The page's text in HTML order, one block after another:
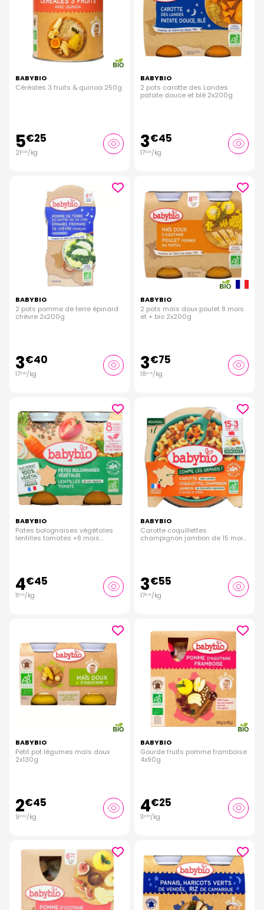
BABYBIO
Céréales 3 fruits & quinoa 250g
5€25
21€00/kg
BABYBIO
2 pots carotte des Landes
patate douce et blé 2x200g
3€45
17€25/kg
BABYBIO
2 pots pomme de terre épinard
chèvre 2x200g
3€40
17€00/kg
BABYBIO
2 pots maïs doux poulet 8 mois
et + bio 2x200g
3€75
18€75/kg
BABYBIO
Pates bolognaises végétales
lentilles tomates +8 mois
4€45
11€ 13/kg
BABYBIO
Carotte coquillettes
champignon jambon de 15 mois
3€55
17€75/kg
BABYBIO
Petit pot légumes maïs doux
2x130g
2€45
9€42/kg
BABYBIO
Gourde fruits pomme framboise
4x90g
4€25
11€81/kg